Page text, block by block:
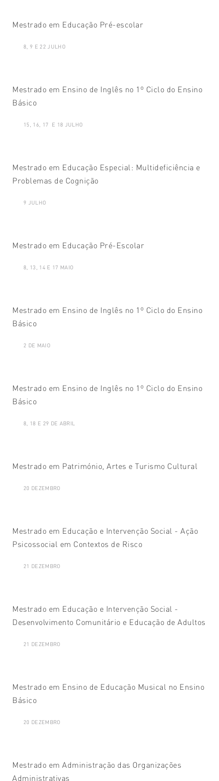
Mestrado em Educação Pré-escolar
8, 9 E 22 JULHO
Mestrado em Ensino de Inglês no 1º Ciclo do Ensino
Básico
15, 16, 17 E 18 JULHO
Mestrado em Educação Especial: Multideficiência e
Problemas de Cognição
9 JULHO
Mestrado em Educação Pré-Escolar
8, 13, 14 E 17 MAIO
Mestrado em Ensino de Inglês no 1º Ciclo do Ensino
Básico
2 DE MAIO
Mestrado em Ensino de Inglês no 1º Ciclo do Ensino
Básico
8, 18 E 29 DE ABRIL
Mestrado em Património, Artes e Turismo Cultural
20 DEZEMBRO
Mestrado em Educação e Intervenção Social - Ação
Psicossocial em Contextos de Risco
21 DEZEMBRO
Mestrado em Educação e Intervenção Social -
Desenvolvimento Comunitário e Educação de Adultos
21 DEZEMBRO
Mestrado em Ensino de Educação Musical no Ensino
Básico
20 DEZEMBRO
Mestrado em Administração das Organizações
Administrativas